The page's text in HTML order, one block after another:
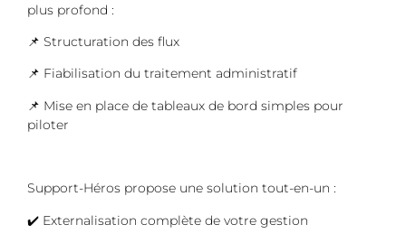
plus profond :
📌 Structuration des flux
📌 Fiabilisation du traitement administratif
📌 Mise en place de tableaux de bord simples pour
piloter
Support-Héros propose une solution tout-en-un :
✔️ Externalisation complète de votre gestion